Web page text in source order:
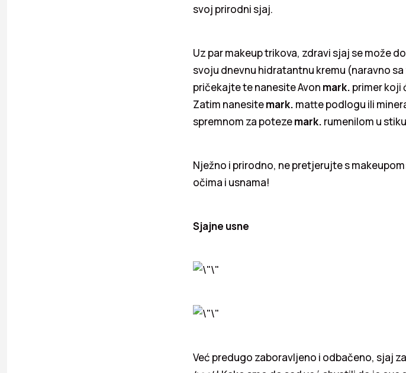
svoj prirodni sjaj.
Uz par makeup trikova, zdravi sjaj se može
svoju dnevnu hidratantnu kremu (naravno
pričekajte te nanesite Avon mark. primer koji
Zatim nanesitemark. matte podlogu ili
spremnom za potezemark. rumenilom u
Nježno i prirodno, ne pretjerujte s
očima i usnama!
Sjajne usne
Već predugo zaboravljeno i odbačeno, sjaj